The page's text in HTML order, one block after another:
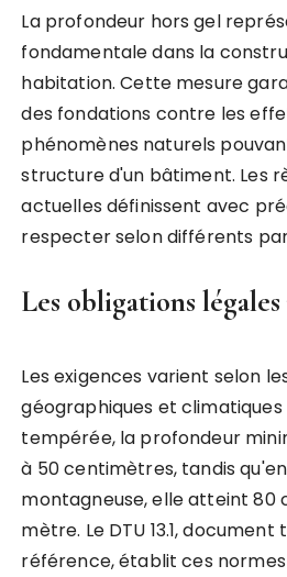
La profondeur hors gel
fondamentale dans la
habitation. Cette mesure
des fondations contre les
phénomènes naturels
structure d'un bâtiment. Les
actuelles définissent avec
respecter selon différents
Les obligations
Les exigences varient selon
géographiques et climatiques
tempérée, la profondeur
à 50 centimètres, tandis
montagneuse, elle atteint 80
mètre. Le DTU 13.1,
référence, établit ces